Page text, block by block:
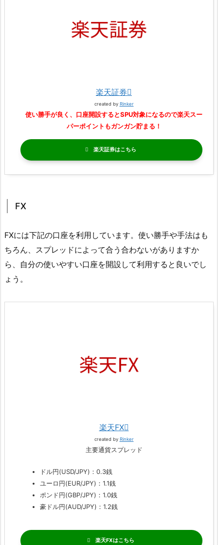
楽天証券
created by Rinker
使い勝手が良く、口座開設するとSPU対象になるので楽天スー
パーポイントもガンガン貯まる！
楽天証券
FX
FXには下記の口座を利用しています。使い勝手や手法はも
ちろん、スプレッドによって合う合わないがありますか
ら、自分の使いやすい口座を開設して利用すると良いでし
ょう。
楽天FX
created by Rinker
主要通貨スプレッド
ドル円(USD/JPY)：0.3銭
ユーロ円(EUR/JPY)：1.1銭
ポンド円(GBP/JPY)：1.0銭
豪ドル円(AUD/JPY)：1.2銭
楽天FX